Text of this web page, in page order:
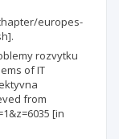
europes-
rozvytku
of IТ
from
[in